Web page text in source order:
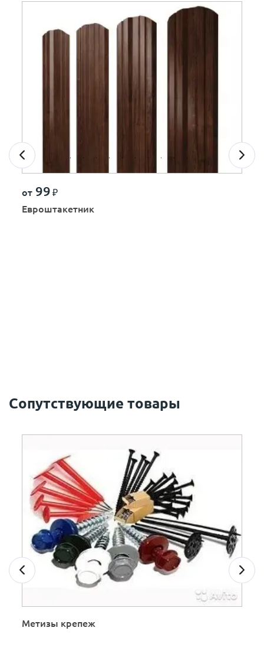
от 99 ₽
Евроштакетник
Сопутствующие товары
Метизы крепеж